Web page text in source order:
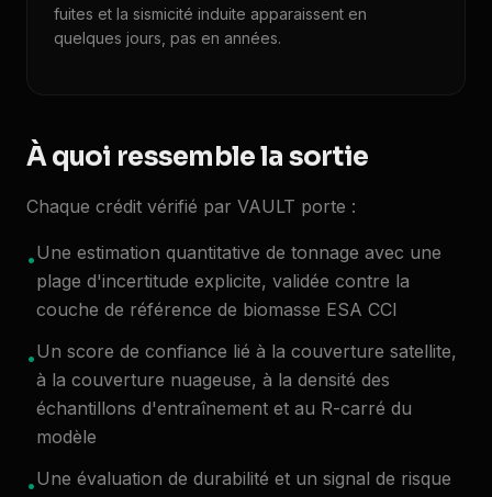
fuites et la sismicité induite apparaissent en
quelques jours, pas en années.
À quoi ressemble la sortie
Chaque crédit vérifié par VAULT porte :
•Une estimation quantitative de tonnage avec une
plage d'incertitude explicite, validée contre la
couche de référence de biomasse ESA CCI
•Un score de confiance lié à la couverture satellite,
à la couverture nuageuse, à la densité des
échantillons d'entraînement et au R-carré du
modèle
•Une évaluation de durabilité et un signal de risque